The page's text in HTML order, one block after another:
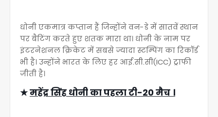
धोनी एकमात्र कप्तान हैं जिन्होंने वन-डे में सातवें स्थान
पर बैटिंग करते हुए शतक मारा था। धोनी के नाम पर
इंटरनेशनल क्रिकेट में सबसे ज्यादा स्टम्पिंग का रिकॉर्ड
भी है। उन्होंने भारत के लिए हर आई.सी.सी(ICC) ट्राफी
जीती है।
★महेंद्र सिंह धोनी का पहला टी-20 मैच ।